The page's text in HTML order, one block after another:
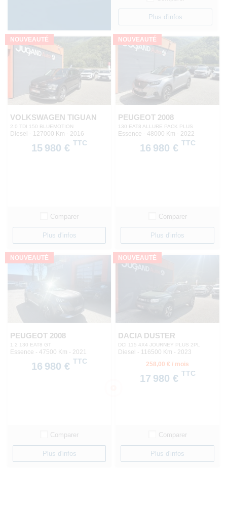
Plus d'infos
NOUVEAUTÉ
VOLKSWAGEN TIGUAN
2.0 TDI 150 BLUEMOTION
Diesel - 127000 Km - 2016
15 980 € TTC
Comparer
Plus d'infos
NOUVEAUTÉ
PEUGEOT 2008
130 EAT8 ALLURE PACK PLUS
Essence - 48000 Km - 2022
16 980 € TTC
Comparer
Plus d'infos
NOUVEAUTÉ
PEUGEOT 2008
1.2 130 EAT8 GT
Essence - 47500 Km - 2021
16 980 € TTC
Comparer
Plus d'infos
NOUVEAUTÉ
DACIA DUSTER
DCI 115 4X4 JOURNEY PLUS 2PL
Diesel - 116500 Km - 2023
258,00 € / mois
17 980 € TTC
Comparer
Plus d'infos